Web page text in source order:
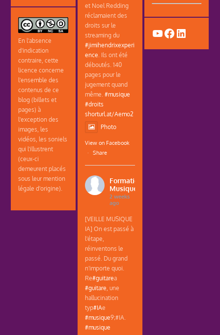
En l'absence
d'indication
contraire, cette
licence concerne
l'ensemble des
contenus de ce
blog (billets et
pages) à
l'exception des
images, les
vidéos, les soniels
qui l'illustrent
(ceux-ci
demeurent placés
sous leur mention
légale d'origine).
et Noel Redding
réclamaient des
droits sur le
streaming du
#jimihendrixexperi
ence . Ils ont été
déboutés. 140
pages pour le
jugement quand
même.#musique
#droits
shorturl.at/Aemo2
Photo
View on Facebook
·
Share
Formations
Musique
2 weeks
ago
[VEILLE MUSIQUE
IA] On est passé à
l'étape,
réinventons le
passé. Du grand
n'importe quoi.
Re#guitarea
#guitare , une
hallucination
typ#IAe
#musique9;#IA.
#musique
YouTube
Facebook
LinkedIn